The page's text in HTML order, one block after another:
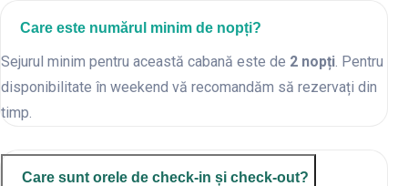
Care este numărul minim de nopți?
Sejurul minim pentru această cabană este de 2 nopți. Pentru
disponibilitate în weekend vă recomandăm să rezervați din
timp.
Care sunt orele de check-in și check-out?